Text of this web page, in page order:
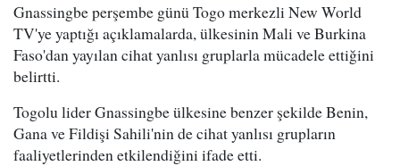
Gnassingbe perşembe günü Togo merkezli New World
TV'ye yaptığı açıklamalarda, ülkesinin Mali ve Burkina
Faso'dan yayılan cihat yanlısı gruplarla mücadele ettiğini
belirtti.
Togolu lider Gnassingbe ülkesine benzer şekilde Benin,
Gana ve Fildişi Sahili'nin de cihat yanlısı grupların
faaliyetlerinden etkilendiğini ifade etti.